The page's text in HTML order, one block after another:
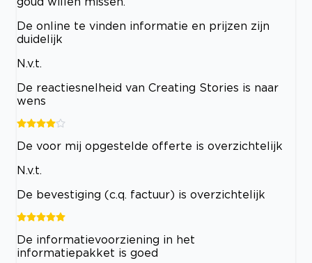
De online te vinden informatie en prijzen zijn
duidelijk
N.v.t.
De reactiesnelheid van Creating Stories is naar
wens
De voor mij opgestelde offerte is overzichtelijk
N.v.t.
De bevestiging (c.q. factuur) is overzichtelijk
De informatievoorziening in het
informatiepakket is goed